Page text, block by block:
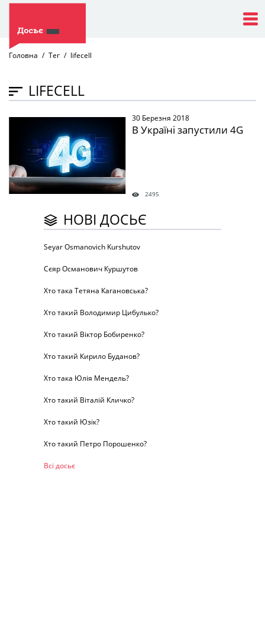
Головна Тег lifecell
LIFECELL
30 Березня 2018
В Україні запустили 4G
2495
НОВІ ДОСЬЄ
Seyar Osmanovich Kurshutov
Сєяр Османович Куршутов
Хто така Тетяна Кагановська?
Хто такий Володимир Цибулько?
Хто такий Віктор Бобиренко?
Хто такий Кирило Буданов?
Хто така Юлія Мендель?
Хто такий Віталій Кличко?
Хто такий Юзік?
Хто такий Петро Порошенко?
Всі досьє